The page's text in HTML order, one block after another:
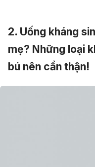
2. Uống kháng
mẹ? Những loại
bú nên cẩn thận!